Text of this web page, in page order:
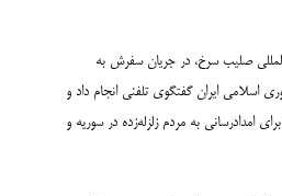
صلیب سرخ، در جریان سفرش به
اسلامی ایران گفتگوی تلفنی انجام داد و
امدادرسانی به مردم زلزله­‌زده در سوریه و